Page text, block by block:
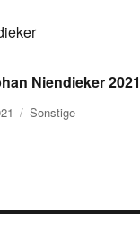
Niendieker 2021
Kategorien
Sonstige